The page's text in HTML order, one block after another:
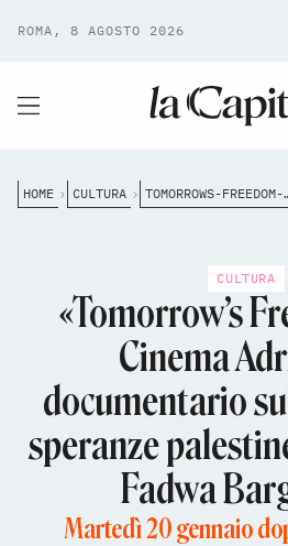
ROMA, 8 AGOSTO 2026
HOME CULTURA TOMORROWS-FREEDOM-AL-CINEMA-ADRIANO-DI-
CULTURA
«Tomorrow’s
Cinema
documentario
speranze
Fadwa
Martedì 20 gennaio